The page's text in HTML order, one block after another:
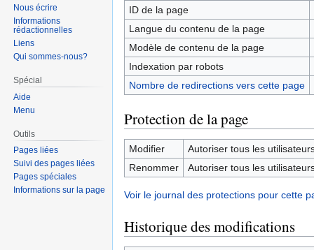
ID de la page
Langue du contenu de la page
Modèle de contenu de la page
Indexation par robots
Nombre de redirections vers cette page
Protection de la page
Modifier
Autoriser tous les
Renommer
Autoriser tous les
Voir le journal des protections pour cette
Historique des modifications
Nous écrire
Informations
rédactionnelles
Liens
Qui sommes-nous?
Spécial
Aide
Menu
Outils
Pages liées
Suivi des pages liées
Pages spéciales
Informations sur la page